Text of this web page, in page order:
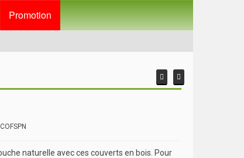
Promotion
naturelle avec ces couverts en bois. Pour